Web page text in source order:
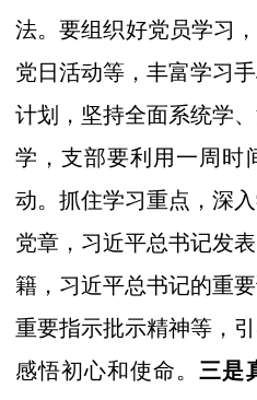
法。要组织好党员学习
党日活动等，丰富学习
计划，坚持全面系统学
学，支部要利用一周时
动。抓住学习重点，深
党章，习近平总书记发
籍，习近平总书记的重
重要指示批示精神等，
感悟初心和使命。三是